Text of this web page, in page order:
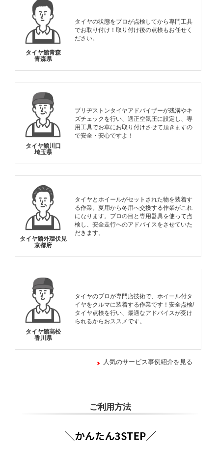
タイヤ館青森
青森県
タイヤの状態をプロが点検してから専門工具
でお取り付け！取り付け後の点検もお任せく
ださい。
タイヤ館川口
埼玉県
ブリヂストンタイヤアドバイザーが残溝やキ
ズチェックを行い、適正空気圧に設定し、専
用工具でお車にお取り付けさせて頂きますの
で安全・安心ですよ！
タイヤ館外環伏見
京都府
タイヤとホイールがセットされた物を装着す
る作業。夏用から冬用へ交換する作業がこれ
になります。プロの目と専用器具を使って点
検し、安全走行へのアドバイスをさせていた
だきます。
タイヤ館高松
香川県
タイヤのプロが専門店技術で、ホイール付タ
イヤをクルマに装着する作業です！安全点検/
タイヤ点検を行い、最適なアドバイスが受け
られるからおススメです。
人気のサービス事例紹介を見る
ご利用方法